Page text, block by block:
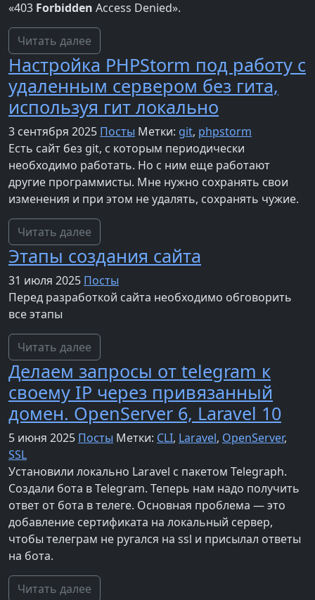
«403 Forbidden Access Denied».
Читать далее
Настройка PHPStorm под работу с
удаленным сервером без гита,
используя гит локально
3 сентября 2025 Посты Метки: git, phpstorm
Есть сайт без git, с которым периодически
необходимо работать. Но с ним еще работают
другие программисты. Мне нужно сохранять свои
изменения и при этом не удалять, сохранять чужие.
Читать далее
Этапы создания сайта
31 июля 2025 Посты
Перед разработкой сайта необходимо обговорить
все этапы
Читать далее
Делаем запросы от telegram к
своему IP через привязанный
домен. OpenServer 6, Laravel 10
5 июня 2025 Посты Метки: CLI, Laravel, OpenServer,
SSL
Установили локально Laravel с пакетом Telegraph.
Создали бота в Telegram. Теперь нам надо получить
ответ от бота в телеге. Основная проблема — это
добавление сертификата на локальный сервер,
чтобы телеграм не ругался на ssl и присылал ответы
на бота.
Читать далее